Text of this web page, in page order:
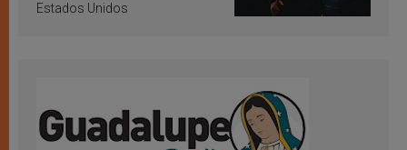
Estados Unidos